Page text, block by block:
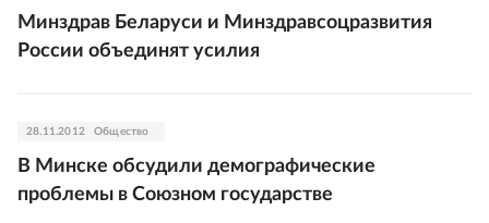
Минздрав Беларуси и Минздравсоцразвития
России объединят усилия
28.11.2012 Общество
В Минске обсудили демографические
проблемы в Союзном государстве